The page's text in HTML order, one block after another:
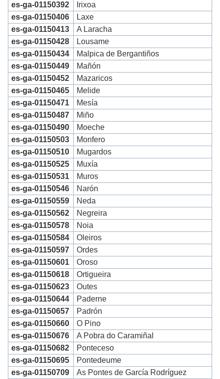
es-ga-01150392
Irixoa
es-ga-01150406
Laxe
es-ga-01150413
A Laracha
es-ga-01150428
Lousame
es-ga-01150434
Malpica de Bergantiños
es-ga-01150449
Mañón
es-ga-01150452
Mazaricos
es-ga-01150465
Melide
es-ga-01150471
Mesía
es-ga-01150487
Miño
es-ga-01150490
Moeche
es-ga-01150503
Monfero
es-ga-01150510
Mugardos
es-ga-01150525
Muxía
es-ga-01150531
Muros
es-ga-01150546
Narón
es-ga-01150559
Neda
es-ga-01150562
Negreira
es-ga-01150578
Noia
es-ga-01150584
Oleiros
es-ga-01150597
Ordes
es-ga-01150601
Oroso
es-ga-01150618
Ortigueira
es-ga-01150623
Outes
es-ga-01150644
Paderne
es-ga-01150657
Padrón
es-ga-01150660
O Pino
es-ga-01150676
A Pobra do Caramiñal
es-ga-01150682
Ponteceso
es-ga-01150695
Pontedeume
es-ga-01150709
As Pontes de García Rodríguez